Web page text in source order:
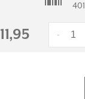
11,95 -